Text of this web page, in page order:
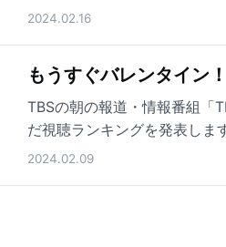
2024.02.16
もうすぐバレンタイン
TBSの朝の報道・情報番組「
だ視聴ランキングを発表しま
2024.02.09